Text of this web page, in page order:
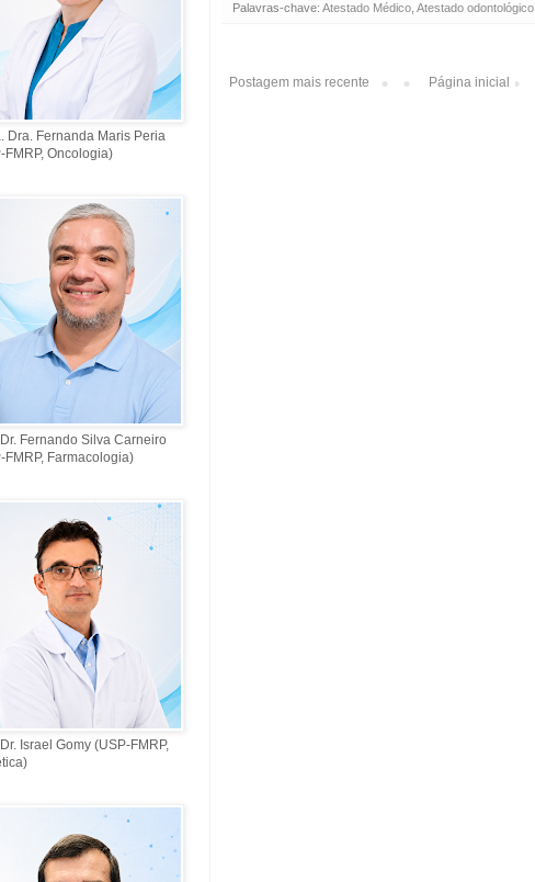
Palavras-chave: Atestado Médico, Atestado odontológico,
Postagem mais recente Página inicial
Dra. Fernanda Maris Peria
FMRP, Oncologia)
Fernando Silva Carneiro
FMRP, Farmacologia)
Israel Gomy (USP-FMRP,